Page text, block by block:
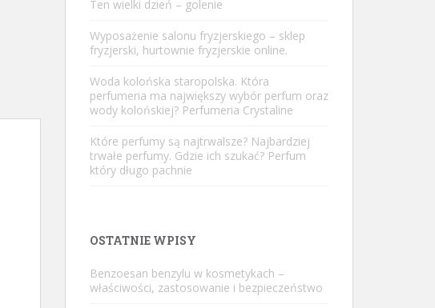
Ten wielki dzień – golenie
Wyposażenie salonu fryzjerskiego – sklep
fryzjerski, hurtownie fryzjerskie online.
Woda kolońska staropolska. Która
perfumeria ma największy wybór perfum oraz
wody kolońskiej? Perfumeria Crystaline
Które perfumy są najtrwalsze? Najbardziej
trwałe perfumy. Gdzie ich szukać? Perfum
który długo pachnie
OSTATNIE WPISY
Benzoesan benzylu w kosmetykach –
właściwości, zastosowanie i bezpieczeństwo